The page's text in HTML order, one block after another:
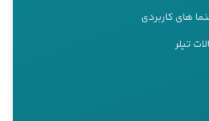
های کاربردی
تیلر